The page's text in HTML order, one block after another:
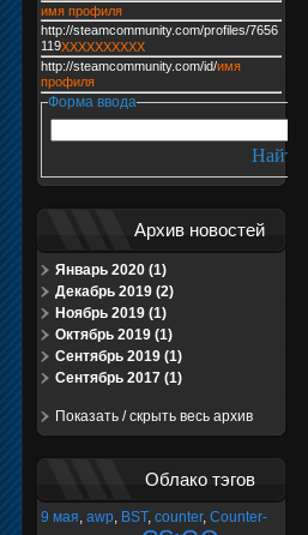
имя профиля
http://steamcommunity.com/profiles/7656
119XXXXXXXXXX
http://steamcommunity.com/id/имя
профиля
Форма ввода
Архив новостей
Январь 2020 (1)
Декабрь 2019 (2)
Ноябрь 2019 (1)
Октябрь 2019 (1)
Сентябрь 2019 (1)
Сентябрь 2017 (1)
Показать / скрыть весь архив
Облако тэгов
9 мая, awp, BST, counter, Counter-